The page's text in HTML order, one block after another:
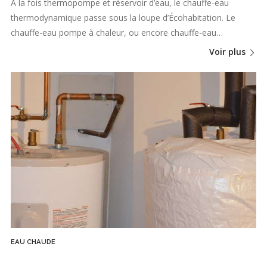
À la fois thermopompe et réservoir d’eau, le chauffe-eau
thermodynamique passe sous la loupe d’Écohabitation. Le
chauffe-eau pompe à chaleur, ou encore chauffe-eau…
Voir plus
EAU CHAUDE